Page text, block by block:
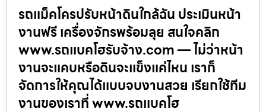
รถแม็คโครปรับหน้าดินใกล้ฉัน ประเมินหน้า
งานฟรี เครื่องจักรพร้อมลุย สนใจคลิก
www.รถแบคโฮรับจ้าง.com — ไม่ว่าหน้า
งานจะแคบหรือดินจะแข็งแค่ไหน เราก็
จัดการให้คุณได้แบบจบงานสวย เรียกใช้ทีม
งานของเราที่ www.รถแบคโฮ